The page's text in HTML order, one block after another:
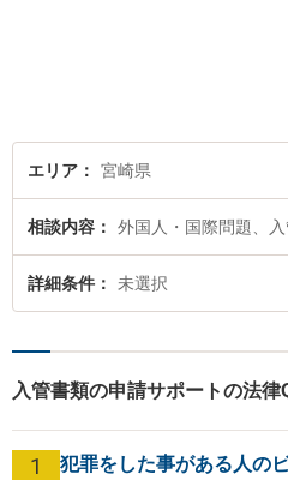
エリア 宮崎県
相談内容 外国人・国際問題、
詳細条件 未選択
入管書類の申請サポートの法
1 犯罪をした事がある人の